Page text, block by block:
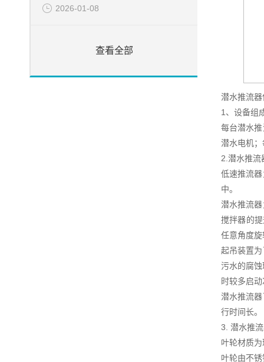
2026-01-08
查看全部
潜水推流
1、设备组
每台潜水
潜水电机
2.潜水推流
低速推流
中。
潜水推流
搅拌器的
任意角度
起吊装置
污水的腐
时较多启
潜水推流
行时间长。
3. 潜水推
叶轮材质
叶轮由不